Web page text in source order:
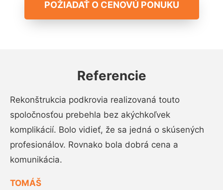
POŽIADAŤ O CENOVÚ PONUKU
Referencie
Rekonštrukcia podkrovia realizovaná touto
spoločnosťou prebehla bez akýchkoľvek
komplikácií. Bolo vidieť, že sa jedná o skúsených
profesionálov. Rovnako bola dobrá cena a
komunikácia.
TOMÁŠ